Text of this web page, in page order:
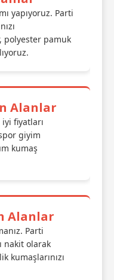
yapıyoruz. Parti
polyester pamuk
Alanlar
fiyatları
giyim
kumaş
Alanlar
Parti
nakit olarak
kumaşlarınızı